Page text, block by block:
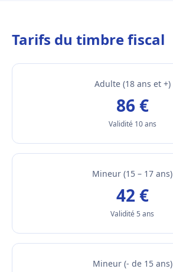
Tarifs du timbre fiscal
Adulte (18 ans et +)
86 €
Validité 10 ans
Mineur (15 – 17 ans)
42 €
Validité 5 ans
Mineur (- de 15 ans)